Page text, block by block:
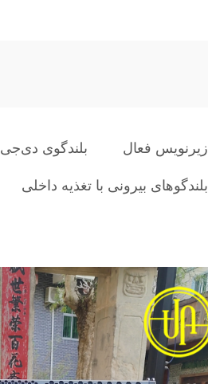
زیرنویس فعال بلندگوی دی‌جی
بلندگوهای بیرونی با تغذیه داخلی